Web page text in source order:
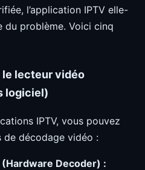
l’application IPTV elle-
du problème. Voici cinq
lecteur vidéo
logiciel)
IPTV, vous pouvez
de décodage vidéo :
Decoder) :